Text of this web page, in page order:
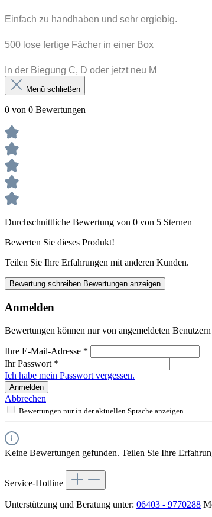
Einfach zu handhaben und sehr ergiebig.
500 lose fertige Fächer in einer Box
In der Biegung C, D oder jetzt neu M
Menü schließen
0 von 0 Bewertungen
Durchschnittliche Bewertung von 0 von 5 Sternen
Bewerten Sie dieses Produkt!
Teilen Sie Ihre Erfahrungen mit anderen Kunden.
Bewertung schreiben Bewertungen anzeigen
Anmelden
Bewertungen können nur von angemeldeten
Ihre E-Mail-Adresse *
Ihr Passwort *
Ich habe mein Passwort vergessen.
Anmelden
Abbrechen
Bewertungen nur in der aktuellen Sprache anzeigen.
Keine Bewertungen gefunden. Teilen Sie Ihre
Service-Hotline
Unterstützung und Beratung unter: 06403 - 9770288